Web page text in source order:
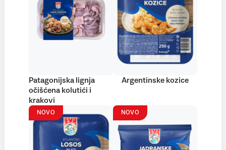
Patagonijska lignja
očišćena kolutići i
krakovi
Argentinske kozice
NOVO NOVO